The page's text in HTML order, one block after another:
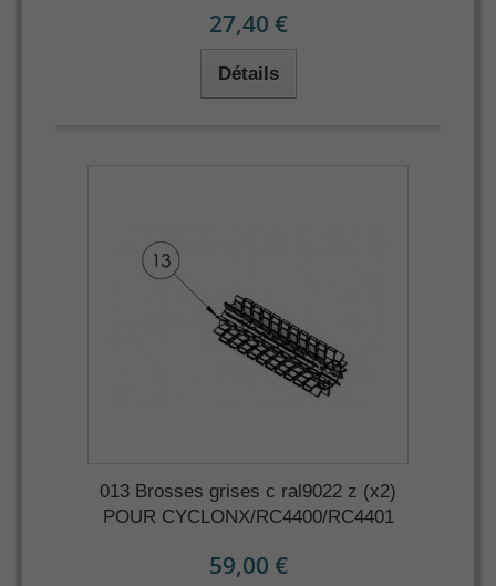
27,40 €
Détails
013 Brosses grises c ral9022 z (x2)
POUR CYCLONX/RC4400/RC4401
59,00 €